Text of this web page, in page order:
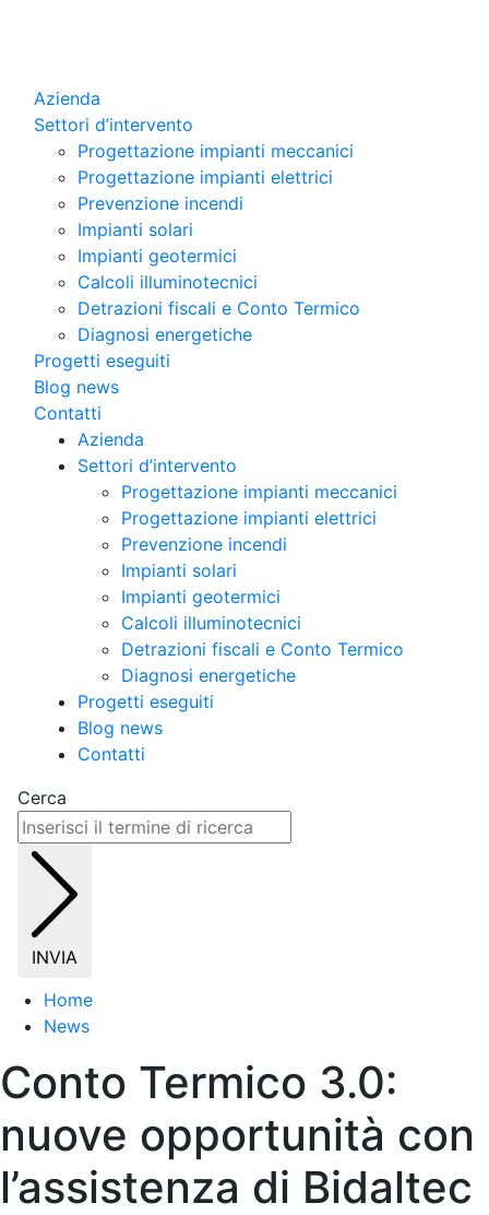
Azienda
Settori d’intervento
Progettazione impianti meccanici
Progettazione impianti elettrici
Prevenzione incendi
Impianti solari
Impianti geotermici
Calcoli illuminotecnici
Detrazioni fiscali e Conto Termico
Diagnosi energetiche
Progetti eseguiti
Blog news
Contatti
Azienda
Settori d’intervento
Progettazione impianti meccanici
Progettazione impianti elettrici
Prevenzione incendi
Impianti solari
Impianti geotermici
Calcoli illuminotecnici
Detrazioni fiscali e Conto Termico
Diagnosi energetiche
Progetti eseguiti
Blog news
Contatti
Cerca
INVIA
Home
News
Conto Termico 3.0:
nuove opportunità con
l’assistenza di Bidaltec